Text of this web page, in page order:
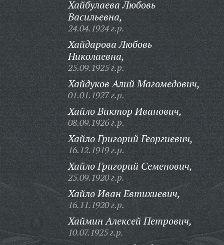
Хайбулаева Любовь
Васильевна,
24.04.1924 г.р.
Хайдарова Любовь
Николаевна,
25.09.1925 г.р.
Хайдуков Алий Магомедович,
01.01.1927 г.р.
Хайло Виктор Иванович,
08.09.1926 г.р.
Хайло Григорий Георгиевич,
16.12.1919 г.р.
Хайло Григорий Семенович,
25.09.1920 г.р.
Хайло Иван Евтихиевич,
16.11.1920 г.р.
Хаймин Алексей Петрович,
10.07.1925 г.р.